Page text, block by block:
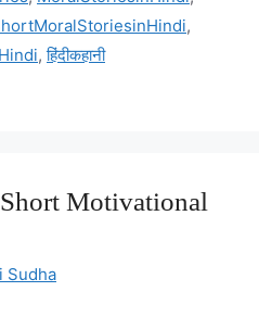
,
,हिंदीकहानी
Short Motivational
Sudha